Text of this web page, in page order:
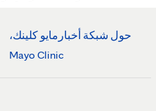
حول شبكة أخبارمايو كلينك،
Mayo Clinic